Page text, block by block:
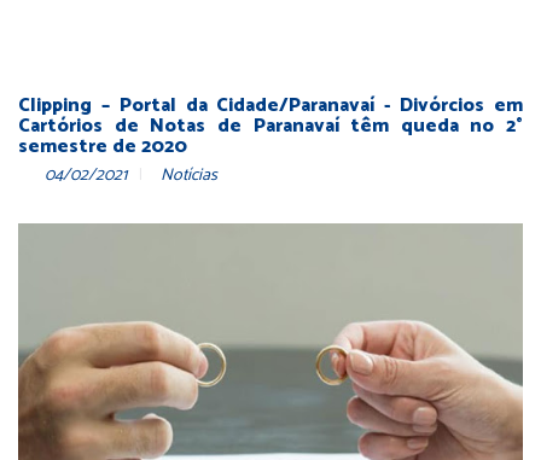
Clipping – Portal da Cidade/Paranavaí - Divórcios em
Cartórios de Notas de Paranavaí têm queda no 2°
semestre de 2020
04/02/2021 Notícias